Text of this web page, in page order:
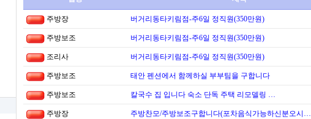
주방장 버거리동타키림점-주6일 정직원(350만원)
주방보조 버거리동타키림점-주6일 정직원(350만원)
조리사 버거리동타키림점-주6일 정직원(350만원)
주방보조 태안 펜션에서 함께하실 부부팀을 구합니다
주방보조 칼국수 집 입니다 숙소 단독 주택 리모델링 …
주방장 주방찬모/주방보조구합니다(포차음식가능하신분오시…